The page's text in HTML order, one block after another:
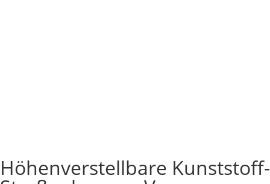
Höhenverstellbare Kunststoff-